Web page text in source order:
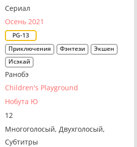
Сериал
Осень 2021
PG-13
Приключения Фэнтези
Экшен
Исэкай
Ранобэ
Children's Playground
Нобута Ю
12
Многоголосый Двухголосый
Субтитры